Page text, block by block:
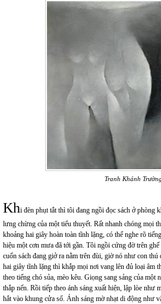
Tranh Khánh Trường
Khi đèn phụt tắt thì tôi đang ngồi đọc sách ở phòng
lưng chừng của một tiểu thuyết. Rất nhanh chóng mọi
khoảng hai giây hoàn toàn tĩnh lặng, có thể nghe rõ
hiệu một cơn mưa đã tới gần. Tôi ngồi cứng đờ trên
cuốn sách đang giở ra nằm trên đùi, giờ nó như con
hai giây tĩnh lặng thì khắp mọi nơi vang lên đủ loại âm
theo tiếng chó sủa, mèo kêu. Giọng sang sảng của một
thắp nến. Rồi tiếp theo ánh sáng xuất hiện, lập lòe như
hắt vào khung cửa sổ. Ánh sáng mờ nhạt di động như